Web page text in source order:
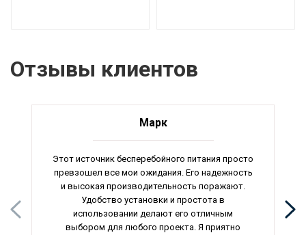
Отзывы клиентов
Марк
Этот источник бесперебойного питания просто
превзошел все мои ожидания. Его надежность
и высокая производительность поражают.
Удобство установки и простота в
использовании делают его отличным
выбором для любого проекта. Я приятно